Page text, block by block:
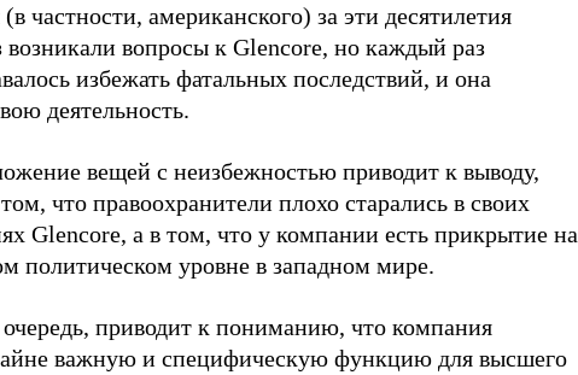
частности, американского) за эти десятилетия
возникали вопросы к Glencore, но каждый раз
избежать фатальных последствий, и она
деятельность.
вещей с неизбежностью приводит к выводу,
что правоохранители плохо старались в своих
Glencore, а в том, что у компании есть прикрытие на
политическом уровне в западном мире.
приводит к пониманию, что компания
важную и специфическую функцию для высшего